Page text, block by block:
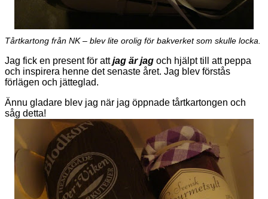
Tårtkartong från NK – blev lite orolig för bakverket som skulle locka.
Jag fick en present för attjag är jag och hjälpt till att peppa
och inspirera henne det senaste året. Jag blev förstås
förlägen och jätteglad.
Ännu gladare blev jag när jag öppnade tårtkartongen och
såg detta!